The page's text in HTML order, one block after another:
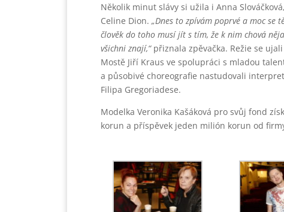
Několik minut slávy si užila i Anna
Celine Dion. „Dnes to zpívám poprvé a moc se
člověk do toho musí jít s tím, že k nim chová
všichni znají,“přiznala zpěvačka. Režie se
Mostě Jiří Kraus ve spolupráci s mladou
a působivé choreografie nastudovali
Filipa Gregoriadese.
Modelka Veronika Kašáková pro svůj fond
korun a příspěvek jeden milión korun od